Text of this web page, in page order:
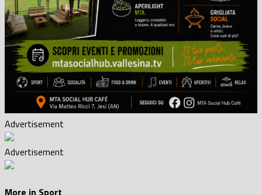
Advertisement
Advertisement
More in Sport